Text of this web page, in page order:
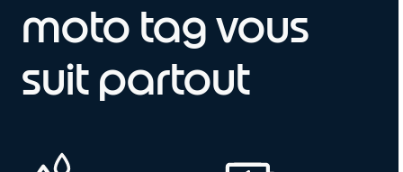
moto tag vous
suit partout